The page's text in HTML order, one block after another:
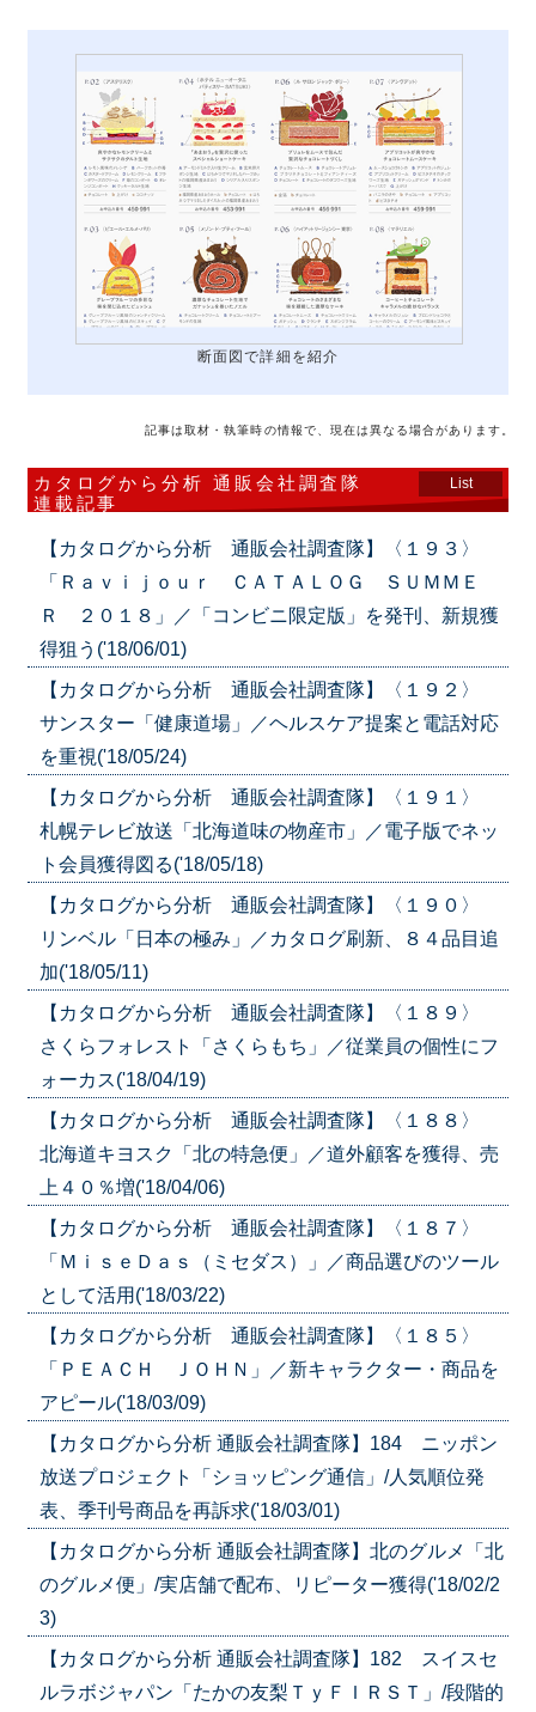
断面図で詳細を紹介
記事は取材・執筆時の情報で、現在は異なる場合があります。
カタログから分析 通販会社調査隊
連載記事
List
【カタログから分析 通販会社調査隊】〈１９３〉
「Ｒａｖｉｊｏｕｒ ＣＡＴＡＬＯＧ ＳＵＭＭＥ
Ｒ ２０１８」／「コンビニ限定版」を発刊、新規獲
得狙う('18/06/01)
【カタログから分析 通販会社調査隊】〈１９２〉
サンスター「健康道場」／ヘルスケア提案と電話対応
を重視('18/05/24)
【カタログから分析 通販会社調査隊】〈１９１〉
札幌テレビ放送「北海道味の物産市」／電子版でネッ
ト会員獲得図る('18/05/18)
【カタログから分析 通販会社調査隊】〈１９０〉
リンベル「日本の極み」／カタログ刷新、８４品目追
加('18/05/11)
【カタログから分析 通販会社調査隊】〈１８９〉
さくらフォレスト「さくらもち」／従業員の個性にフ
ォーカス('18/04/19)
【カタログから分析 通販会社調査隊】〈１８８〉
北海道キヨスク「北の特急便」／道外顧客を獲得、売
上４０％増('18/04/06)
【カタログから分析 通販会社調査隊】〈１８７〉
「ＭｉｓｅＤａｓ（ミセダス）」／商品選びのツール
として活用('18/03/22)
【カタログから分析 通販会社調査隊】〈１８５〉
「ＰＥＡＣＨ ＪＯＨＮ」／新キャラクター・商品を
アピール('18/03/09)
【カタログから分析 通販会社調査隊】184 ニッポン
放送プロジェクト「ショッピング通信」/人気順位発
表、季刊号商品を再訴求('18/03/01)
【カタログから分析 通販会社調査隊】北のグルメ「北
のグルメ便」/実店舗で配布、リピーター獲得('18/02/2
3)
【カタログから分析 通販会社調査隊】182 スイスセ
ルラボジャパン「たかの友梨ＴｙＦＩＲＳＴ」/段階的